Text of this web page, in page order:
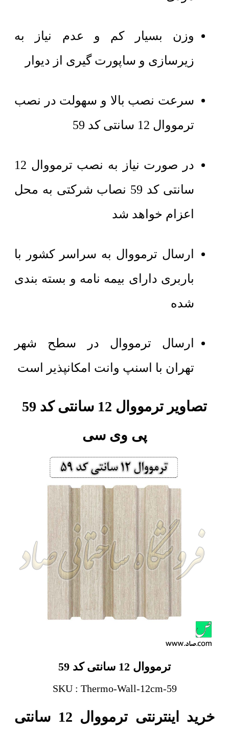
وزن بسیار کم و عدم نیاز به
زیرسازی و ساپورت گیری از دیوار
سرعت نصب بالا و سهولت در نصب
ترمووال 12 سانتی کد 59
در صورت نیاز به نصب ترمووال 12
سانتی کد 59 نصاب شرکتی به محل
اعزام خواهد شد
ارسال ترمووال به سراسر کشور با
باربری دارای بیمه نامه و بسته بندی
شده
ارسال ترمووال در سطح شهر
تهران با اسنپ وانت امکانپذیر است
تصاویر ترمووال 12 سانتی کد 59
پی وی سی
ترمووال 12 سانتی کد 59
SKU : Thermo-Wall-12cm-59
خرید اینترنتی ترمووال 12 سانتی